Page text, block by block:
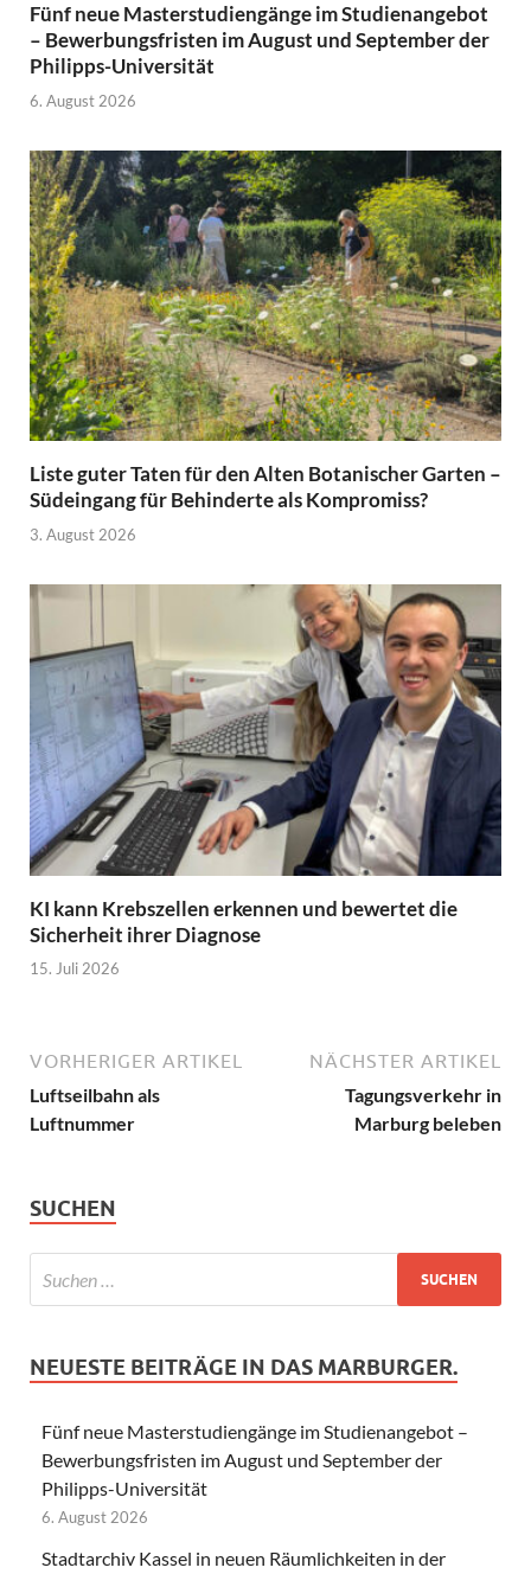
Fünf neue Masterstudiengänge im Studienangebot
– Bewerbungsfristen im August und September der
Philipps-Universität
6. August 2026
Liste guter Taten für den Alten Botanischer Garten –
Südeingang für Behinderte als Kompromiss?
3. August 2026
KI kann Krebszellen erkennen und bewertet die
Sicherheit ihrer Diagnose
15. Juli 2026
VORHERIGER ARTIKEL
Luftseilbahn als
Luftnummer
NÄCHSTER ARTIKEL
Tagungsverkehr in
Marburg beleben
SUCHEN
NEUESTE BEITRÄGE IN DAS MARBURGER.
Fünf neue Masterstudiengänge im Studienangebot –
Bewerbungsfristen im August und September der
Philipps-Universität
6. August 2026
Stadtarchiv Kassel in neuen Räumlichkeiten in der